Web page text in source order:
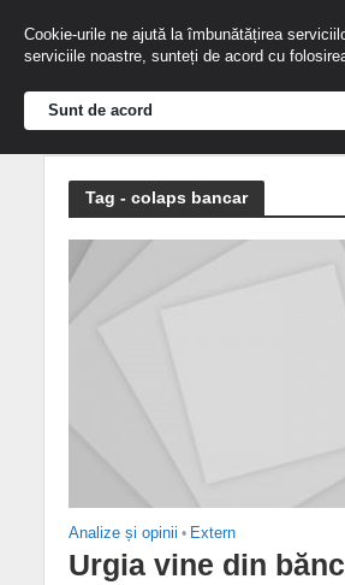
Tag - colaps bancar
Analize și opinii • Extern
Urgia vine din
Cookie-urile ne ajută la îmbunătățirea
serviciile noastre, sunteți de acord cu
Sunt de acord